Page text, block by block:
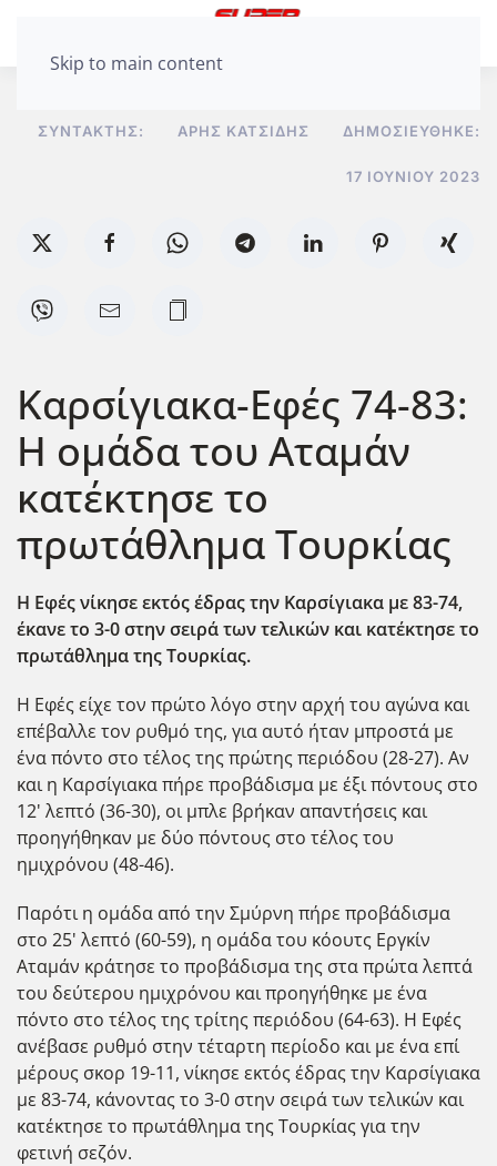
Skip to main content
ΣΥΝΤΆΚΤΗΣ: ΆΡΗΣ ΚΑΤΣΊΔΗΣ ΔΗΜΟΣΙΕΎΘΗΚΕ:
17 ΙΟΥΝΊΟΥ 2023
Καρσίγιακα-Εφές 74-83:
Η ομάδα του Αταμάν
κατέκτησε το
πρωτάθλημα Τουρκίας
Η Εφές νίκησε εκτός έδρας την Καρσίγιακα με 83-74,
έκανε το 3-0 στην σειρά των τελικών και κατέκτησε το
πρωτάθλημα της Τουρκίας.
Η Εφές είχε τον πρώτο λόγο στην αρχή του αγώνα και
επέβαλλε τον ρυθμό της, για αυτό ήταν μπροστά με
ένα πόντο στο τέλος της πρώτης περιόδου (28-27). Αν
και η Καρσίγιακα πήρε προβάδισμα με έξι πόντους στο
12' λεπτό (36-30), οι μπλε βρήκαν απαντήσεις και
προηγήθηκαν με δύο πόντους στο τέλος του
ημιχρόνου (48-46).
Παρότι η ομάδα από την Σμύρνη πήρε προβάδισμα
στο 25' λεπτό (60-59), η ομάδα του κόουτς Εργκίν
Αταμάν κράτησε το προβάδισμα της στα πρώτα λεπτά
του δεύτερου ημιχρόνου και προηγήθηκε με ένα
πόντο στο τέλος της τρίτης περιόδου (64-63). Η Εφές
ανέβασε ρυθμό στην τέταρτη περίοδο και με ένα επί
μέρους σκορ 19-11, νίκησε εκτός έδρας την Καρσίγιακα
με 83-74, κάνοντας το 3-0 στην σειρά των τελικών και
κατέκτησε το πρωτάθλημα της Τουρκίας για την
φετινή σεζόν.